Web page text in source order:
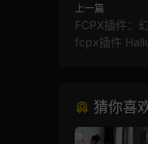
上一篇
FCPX插件：
fcpx插件
猜你喜